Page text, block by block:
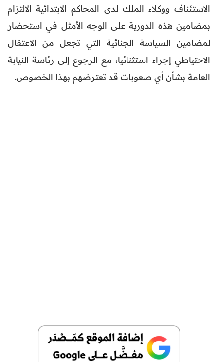
الاستئناف ووكلاء الملك لدى المحاكم الابتدائية الالتزام
بمضامين هذه الدورية على الوجه الأمثل في استحضار
لمضامين السياسة الجنائية التي تجعل من الاعتقال
الاحتياطي إجراء استثنائيا، مع الرجوع إلى رئاسة النيابة
العامة بشأن أي صعوبات قد تعترضهم بهذا الخصوص.